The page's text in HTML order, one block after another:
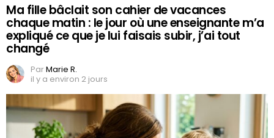
Ma fille bâclait son cahier de vacances
chaque matin : le jour où une enseignante m’a
expliqué ce que je lui faisais subir, j’ai tout
changé
ParMarie R.
il y a environ 2 jours